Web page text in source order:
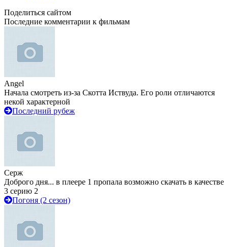
Поделиться сайтом
Последние комментарии к фильмам
Angel
Начала смотреть из-за Скотта Иствуда. Его роли отличаются
некой характерной
Последний рубеж
Серж
Доброго дня... в плеере 1 пропала возможно скачать в качестве
3 серию 2
Погоня (2 сезон)